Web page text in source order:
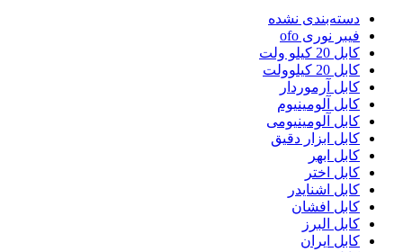
دسته‌بندی نشده
فیبر نوری ofo
کابل 20 کیلو ولت
کابل 20 کیلوولت
کابل آرموردار
کابل آلومینیوم
کابل آلومینیومی
کابل ابزار دقیق
کابل ابهر
کابل اختر
کابل اشنایدر
کابل افشان
کابل البرز
کابل ایران